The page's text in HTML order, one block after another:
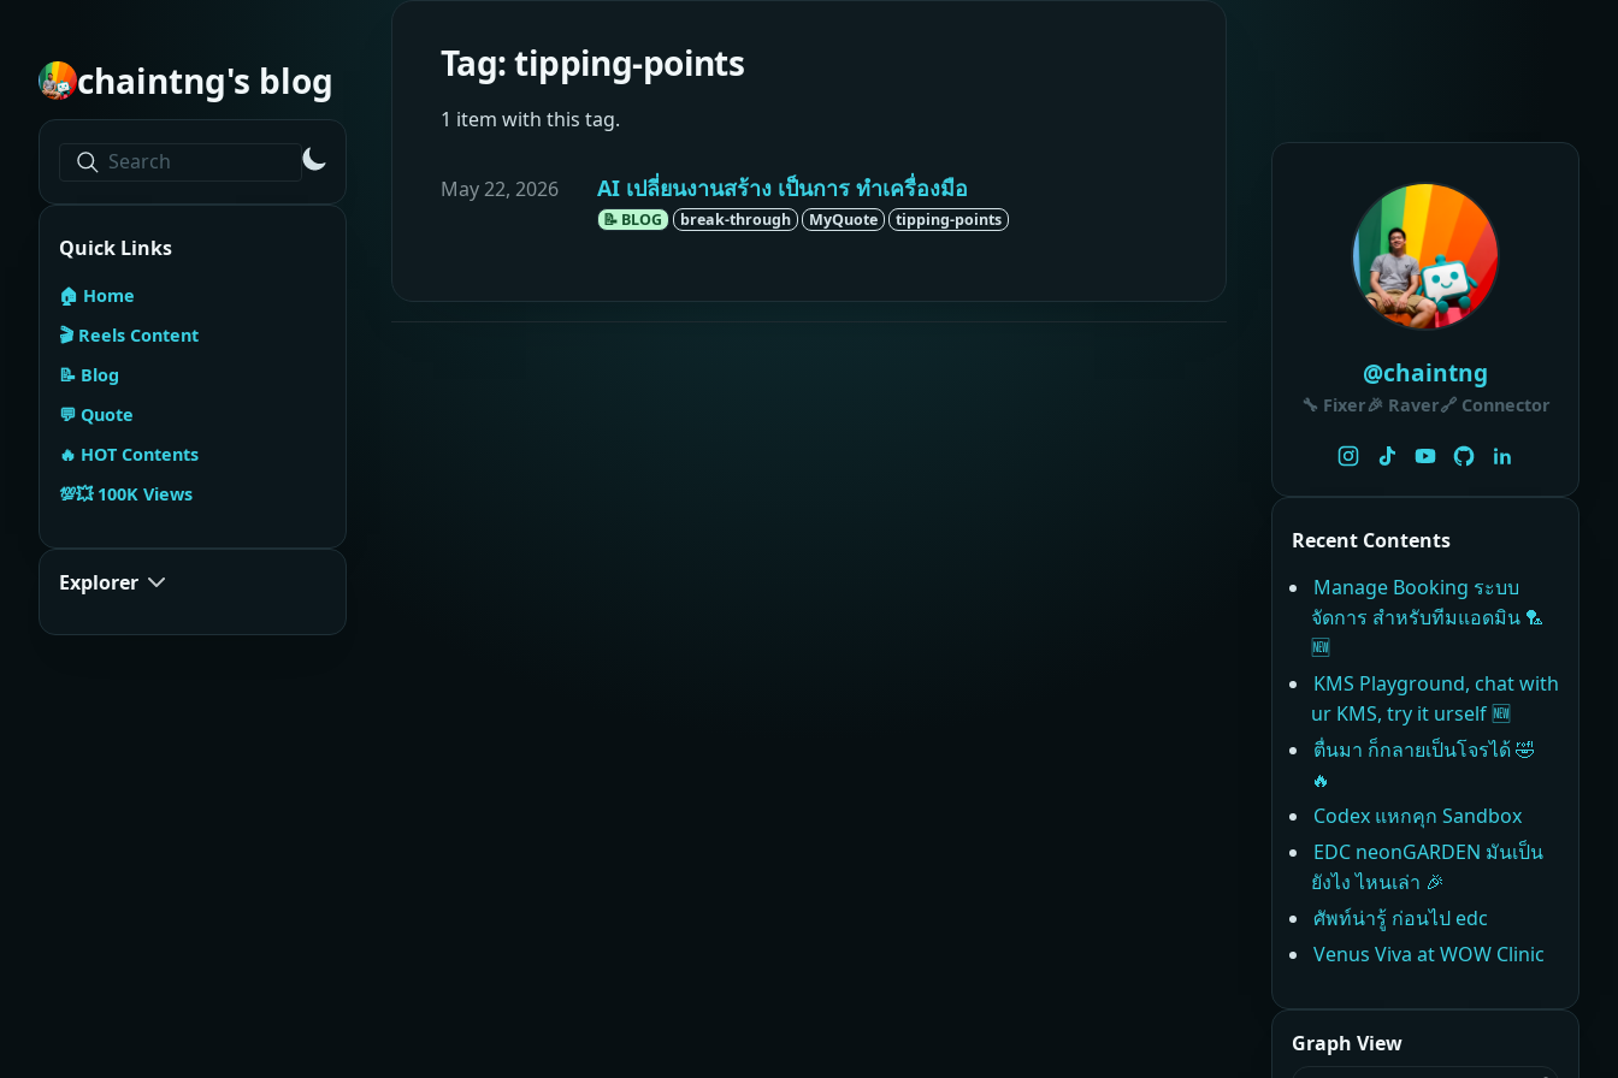
chaintng's blog
Search
Quick Links
🏠 Home
🎬 Reels Content
📝 Blog
💬 Quote
🔥 HOT Contents
💯💥 100K Views
Explorer
Tag: tipping-points
1 item with this tag.
May 22, 2026 AI เปลี่ยนงานสร้าง เป็นการ ทำเครื่องมือ
📝 BLOG break-through MyQuote tipping-points
@chaintng
🔧 Fixer🎉 Raver🔗 Connector
Recent Contents
Manage Booking ระบบ
จัดการ สำหรับทีมแอดมิน 🏸
🆕
KMS Playground, chat with
ur KMS, try it urself 🆕
ตื่นมา ก็กลายเป็นโจรได้ 🤣
🔥
Codex แหกคุก Sandbox
EDC neonGARDEN มันเป็น
ยังไง ไหนเล่า 🎉
ศัพท์น่ารู้ ก่อนไป edc
Venus Viva at WOW Clinic
Graph View